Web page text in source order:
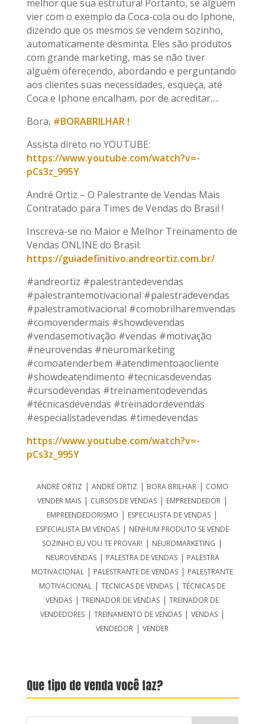
melhor que sua estrutura! Portanto, se alguém
vier com o exemplo da Coca-cola ou do Iphone,
dizendo que os mesmos se vendem sozinho,
automaticamente desminta. Eles são produtos
com grande marketing, mas se não tiver
alguém oferecendo, abordando e perguntando
aos clientes suas necessidades, esqueça, até
Coca e Iphone encalham, por de acreditar….
Bora, #BORABRILHAR !
Assista direto no YOUTUBE:
https://www.youtube.com/watch?v=-
pCs3z_995Y
André Ortiz – O Palestrante de Vendas Mais
Contratado para Times de Vendas do Brasil !
Inscreva-se no Maior e Melhor Treinamento de
Vendas ONLINE do Brasil:
https://guiadefinitivo.andreortiz.com.br/
#andreortiz #palestrantedevendas
#palestrantemotivacional #palestradevendas
#palestramotivacional #comobrilharemvendas
#comovendermais #showdevendas
#vendasemotivação #vendas #motivação
#neurovendas #neuromarketing
#comoatenderbem #atendimentoaocliente
#showdeatendimento #tecnicasdevendas
#cursodevendas #treinamentodevendas
#técnicasdevendas #treinadordevendas
#especialistadevendas #timedevendas
https://www.youtube.com/watch?v=-
pCs3z_995Y
ANDRE ORTIZ | ANDRÉ ORTIZ | BORA BRILHAR | COMO
VENDER MAIS| CURSOS DE VENDAS| EMPREENDEDOR |
EMPREENDEDORISMO | ESPECIALISTA DE VENDAS |
ESPECIALISTA EM VENDAS| NENHUM PRODUTO SE VENDE
SOZINHO EU VOU TE PROVAR! | NEUROMARKETING |
NEUROVENDAS| PALESTRA DE VENDAS| PALESTRA
MOTIVACIONAL | PALESTRANTE DE VENDAS | PALESTRANTE
MOTIVACIONAL |TECNICAS DE VENDAS |TÉCNICAS DE
VENDAS |TREINADOR DE VENDAS |TREINADOR DE
VENDEDORES| TREINAMENTO DE VENDAS| VENDAS|
VENDEDOR |VENDER
Que tipo de venda você faz?